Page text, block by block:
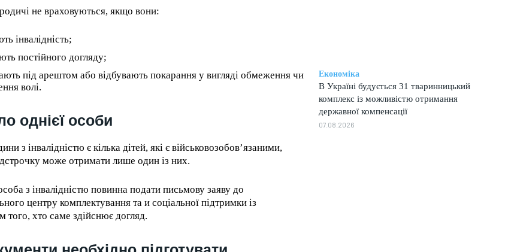
1-YEAR
не враховуються, якщо вони:
інвалідність;
постійного догляду;
під арештом або відбувають покарання у вигляді обмеження чи
волі.
однієї особи
з інвалідністю є кілька дітей, які є військовозобов’язаними,
може отримати лише один із них.
з інвалідністю повинна подати письмову заяву до
центру комплектування та и соціальної підтримки із
того, хто саме здійснює догляд.
Економіка
В Україні будується 31 тваринницький
комплекс із можливістю отримання
державної компенсації
07.08.2026